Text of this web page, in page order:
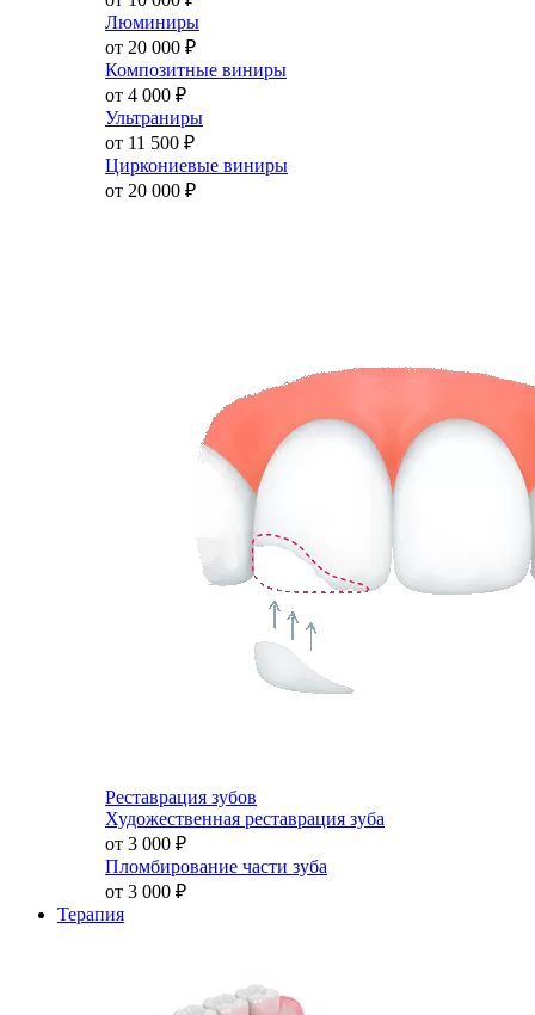
Люминиры
от 20 000 ₽
Композитные виниры
от 4 000 ₽
Ультраниры
от 11 500 ₽
Циркониевые виниры
от 20 000 ₽
Реставрация зубов
Художественная реставрация зуба
от 3 000 ₽
Пломбирование части зуба
от 3 000 ₽
Терапия